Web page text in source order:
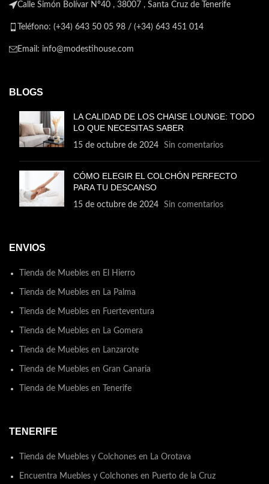
Calle Simón Bolívar Nº40 , 38007 , Santa Cruz de Tenerife
Teléfono: (+34) 643 50 05 98 / (+34) 643 451 014
Email: info@modestihouse.com
BLOGS
LA CALIDAD DE LOS CHAISE LOUNGE: TODO
LO QUE NECESITAS SABER
15 de octubre de 2024 Sin comentarios
CÓMO ELEGIR EL COLCHÓN PERFECTO
PARA TU DESCANSO
15 de octubre de 2024 Sin comentarios
ENVIOS
Tienda de Muebles en El Hierro
Tienda de Muebles en La Palma
Tienda de Muebles en Fuerteventura
Tienda de Muebles en La Gomera
Tienda de Muebles en Lanzarote
Tienda de Muebles en Gran Canaria
Tienda de Muebles en Tenerife
TENERIFE
Tienda de Muebles y Colchones en La Orotava
Encuentra Muebles y Colchones en Puerto de la Cruz